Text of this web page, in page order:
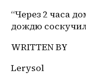
“Через 2 часа
дождю
WRITTEN BY
Lerysol